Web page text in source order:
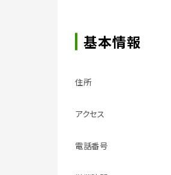
基本情報
住所
アクセス
電話番号